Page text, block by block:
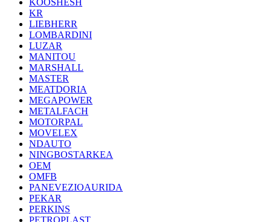
KOOSHESH
KR
LIEBHERR
LOMBARDINI
LUZAR
MANITOU
MARSHALL
MASTER
MEATDORIA
MEGAPOWER
METALFACH
MOTORPAL
MOVELEX
NDAUTO
NINGBOSTARKEA
OEM
OMFB
PANEVEZIOAURIDA
PEKAR
PERKINS